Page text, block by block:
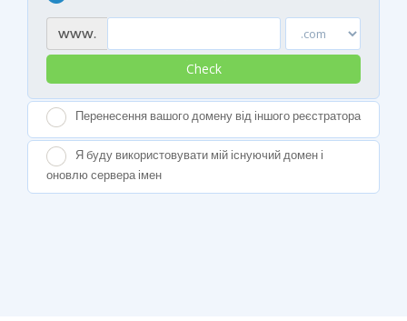
www.
Check
Перенесення вашого домену від іншого реєстратора
Я буду використовувати мій існуючий домен і
оновлю сервера імен